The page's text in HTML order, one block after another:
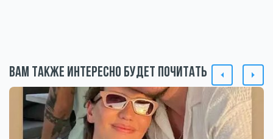
Вам также интересно будет почитать